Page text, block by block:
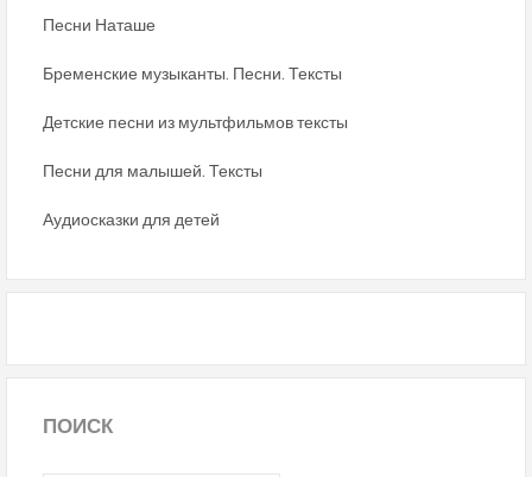
Песни Наташе
Бременские музыканты. Песни. Тексты
Детские песни из мультфильмов тексты
Песни для малышей. Тексты
Аудиосказки для детей
ПОИСК